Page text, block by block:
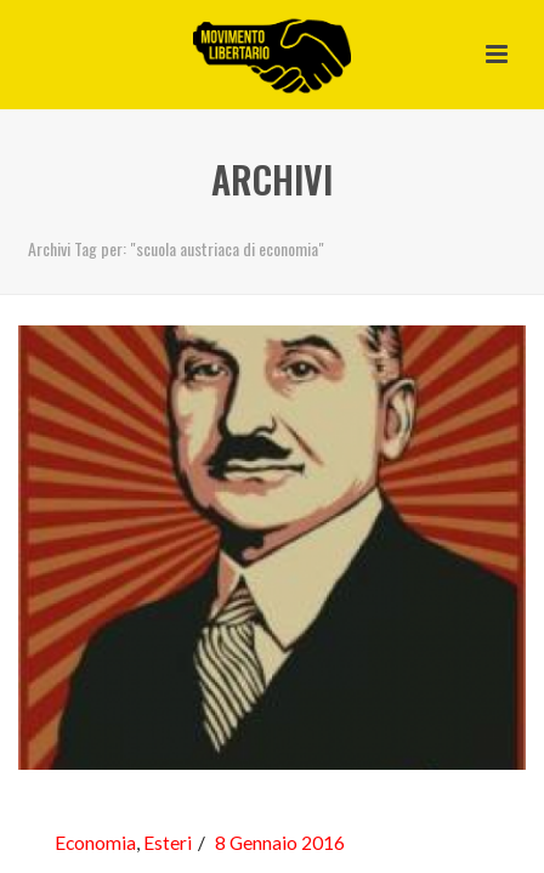
ARCHIVI
Archivi Tag per: "scuola austriaca di economia"
Economia, Esteri 8 Gennaio 2016